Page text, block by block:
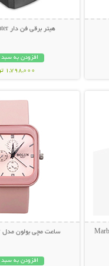
هیتر برقی فن دار Handy Heater
افزودن به
1,798,000 تومان
ساعت مچی بولون مدل Bolun A637
افزودن به